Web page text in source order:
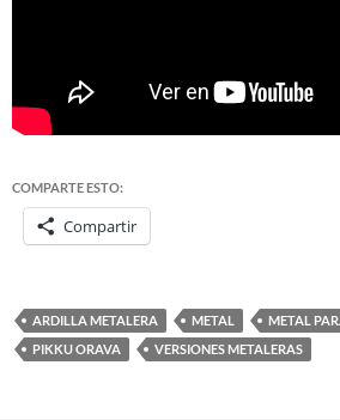
COMPARTE ESTO:
Compartir
ARDILLA METALERA METAL
METAL
PIKKU ORAVA
VERSIONES METALERAS